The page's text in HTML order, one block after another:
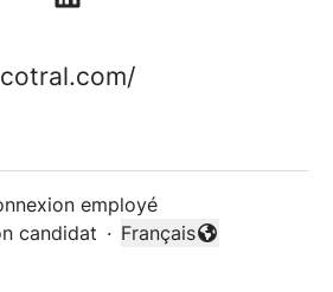
cotral.com/
employé
candidat ·
Changer la langue
Français